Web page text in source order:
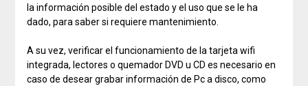
la información posible del estado y el uso que se le ha
dado, para saber si requiere mantenimiento.
A su vez, verificar el funcionamiento de la tarjeta wifi
integrada, lectores o quemador DVD u CD es necesario en
caso de desear grabar información de Pc a disco, como